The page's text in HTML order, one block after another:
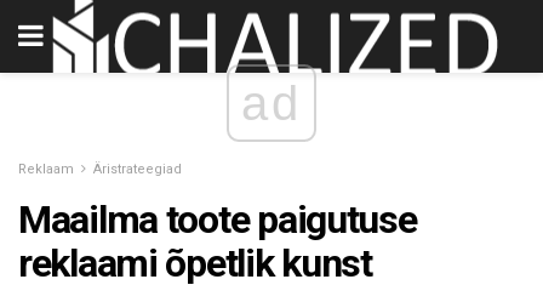
ad
Reklaam Äristrateegiad
Maailma toote paigutuse
reklaami õpetlik kunst